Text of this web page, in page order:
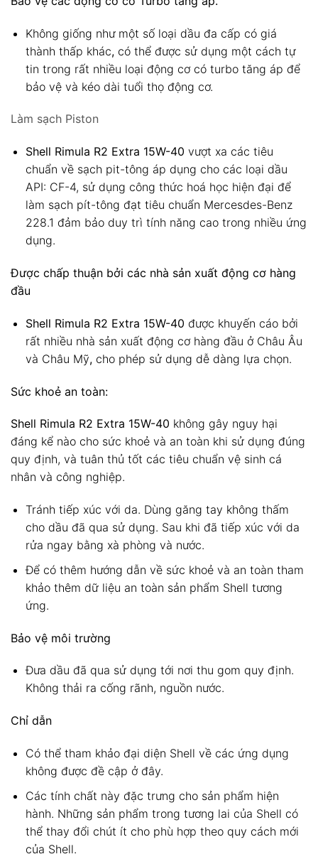
Không giống như một số loại dầu đa cấp có giá
thành thấp khác, có thể được sử dụng một cách tự
tin trong rất nhiều loại động cơ có turbo tăng áp để
bảo vệ và kéo dài tuổi thọ động cơ.
Làm sạch Piston
Shell Rimula R2 Extra 15W-40 vượt xa các tiêu
chuẩn về sạch pit-tông áp dụng cho các loại dầu
API: CF-4, sử dụng công thức hoá học hiện đại để
làm sạch pít-tông đạt tiêu chuẩn Mercesdes-Benz
228.1 đảm bảo duy trì tính năng cao trong nhiều ứng
dụng.
Được chấp thuận bởi các nhà sản xuất động cơ hàng
đầu
Shell Rimula R2 Extra 15W-40 được khuyến cáo bởi
rất nhiều nhà sản xuất động cơ hàng đầu ở Châu Âu
và Châu Mỹ, cho phép sử dụng dễ dàng lựa chọn.
Sức khoẻ an toàn:
Shell Rimula R2 Extra 15W-40 không gây nguy hại
đáng kể nào cho sức khoẻ và an toàn khi sử dụng đúng
quy định, và tuân thủ tốt các tiêu chuẩn vệ sinh cá
nhân và công nghiệp.
Tránh tiếp xúc với da. Dùng găng tay không thấm
cho dầu đã qua sử dụng. Sau khi đã tiếp xúc với da
rửa ngay bằng xà phòng và nước.
Để có thêm hướng dẫn về sức khoẻ và an toàn tham
khảo thêm dữ liệu an toàn sản phẩm Shell tương
ứng.
Bảo vệ môi trường
Đưa dầu đã qua sử dụng tới nơi thu gom quy định.
Không thải ra cống rãnh, nguồn nước.
Chỉ dẫn
Có thể tham khảo đại diện Shell về các ứng dụng
không được đề cập ở đây.
Các tính chất này đặc trưng cho sản phẩm hiện
hành. Những sản phẩm trong tương lai của Shell có
thể thay đổi chút ít cho phù hợp theo quy cách mới
của Shell.